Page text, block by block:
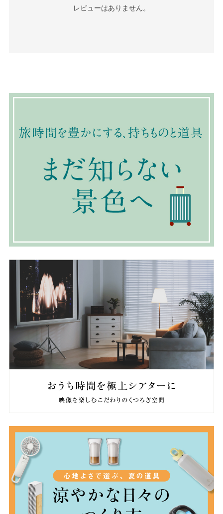
レビューはありません。